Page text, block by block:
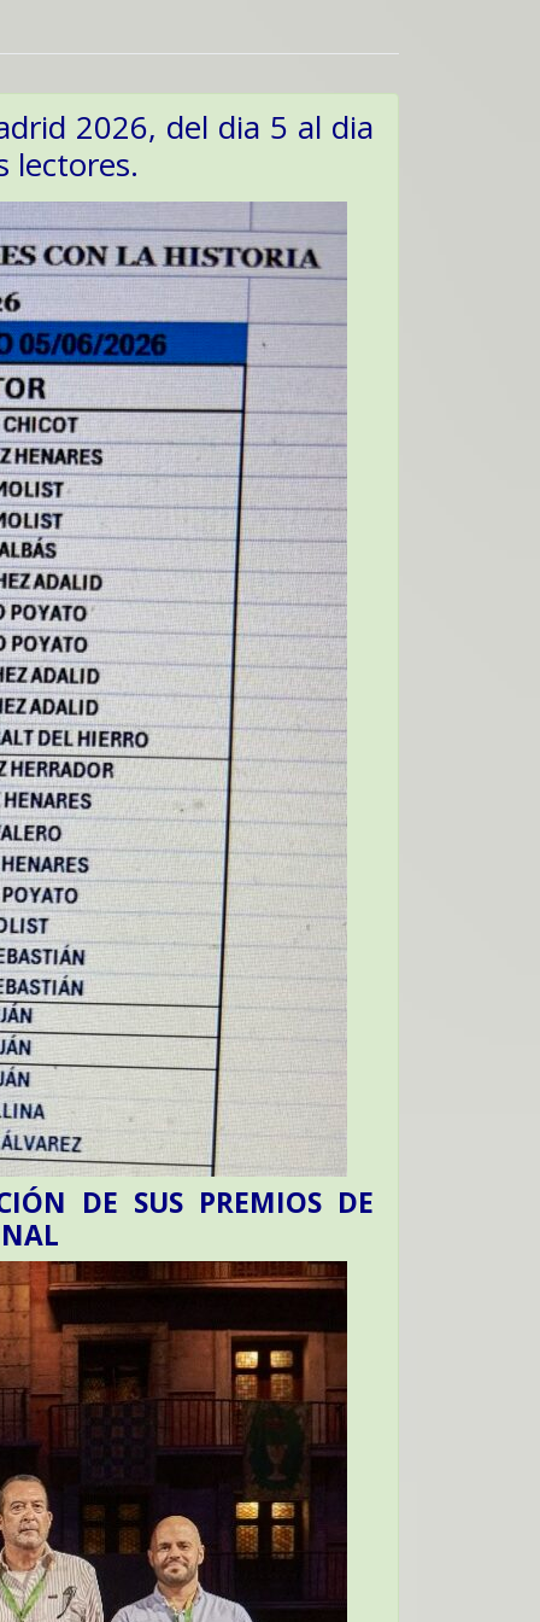
2026, del dia 5 al dia
lectores.
DE SUS PREMIOS DE